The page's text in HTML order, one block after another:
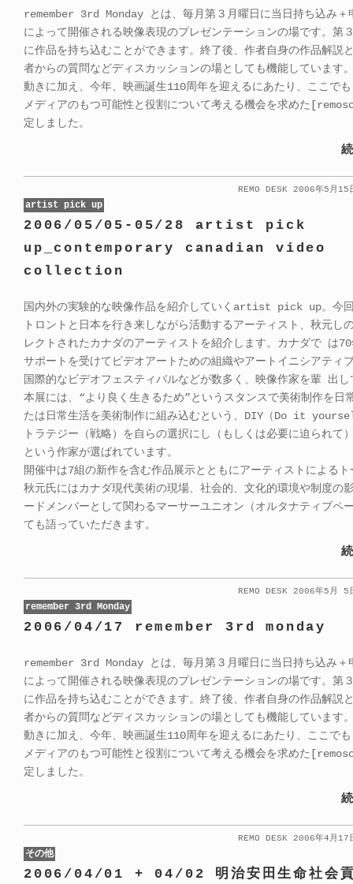
remember 3rd Monday とは、毎月第３月曜日に当日持ち込み＋
によって開催される映像表現のプレゼンテーションの場です。第
に作品を持ち込むことができます。終了後、作者自身の作品解説
者からの質問などディスカッションの場としても機能しています
動きに加え、今年、映画誕生110周年を迎えるにあたり、ここで
メディアのもつ可能性と役割について考える機会を求めた
定しました。
REMO DESK 2006年5月
artist pick up
2006/05/05-05/28 artist pick
up_contemporary canadian video
collection
国内外の実験的な映像作品を紹介していくartist pick up。今
トロントと日本を行き来しながら活動するアーティスト、秋元し
レクトされたカナダのアーティストを紹介します。カナダで は
サポートを受けてビデオアートための組織やアートイニシアティ
国際的なビデオフェスティバルなどが数多く、映像作家を輩 出し
本展には、“より良く生きるため”というスタンスで美術制作を日
たは日常生活を美術制作に組み込むという、DIY（Do it
トラテジー（戦略）を自らの選択にし（もしくは必要に迫られて
という作家が選ばれています。
開催中は7組の新作を含む作品展示とともにアーティストによる
秋元氏にはカナダ現代美術の現場、社会的、文化的環境や制度の
ードメンバーとして関わるマーサーユニオン（オルタナティブペ
ても語っていただきます。
REMO DESK 2006年5月
remember 3rd Monday
2006/04/17 remember 3rd monday
remember 3rd Monday とは、毎月第３月曜日に当日持ち込み＋
によって開催される映像表現のプレゼンテーションの場です。第
に作品を持ち込むことができます。終了後、作者自身の作品解説
者からの質問などディスカッションの場としても機能しています
動きに加え、今年、映画誕生110周年を迎えるにあたり、ここで
メディアのもつ可能性と役割について考える機会を求めた
定しました。
REMO DESK 2006年4月
その他
2006/04/01 + 04/02 明治安田生命社会貢